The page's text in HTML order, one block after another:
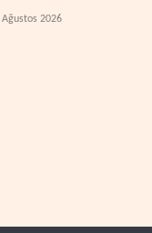
Ağustos 2026